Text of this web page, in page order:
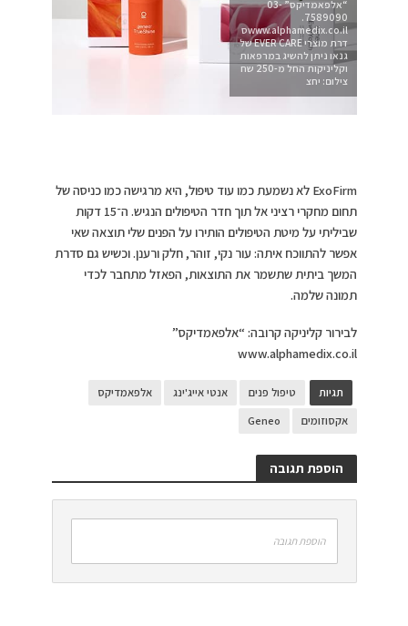
“אלפאמדיקס” 03-
7589090.
www.alphamedix.co.ilס
דרת מוצרי EVER CARE של
גנאו ניתן להשיג במרפאות
וקליניקות החל מ-250 שח
צילום: יחצ
ExoFirm לא נשמעת כמו עוד טיפול, היא מרגישה כמו כניסה של
תחום מחקרי רציני אל תוך חדר הטיפולים הנגיש. ה־15 דקות
שביליתי על מיטת הטיפולים הותירו על הפנים שלי תוצאה שאי
אפשר להתווכח איתה: עור נקי, זוהר, חלק ורענן. וכשיש גם סדרת
המשך ביתית שתשמר את התוצאות, הפאזל מתחבר לכדי
תמונה שלמה.
לבירור קליניקה קרובה: “אלפאמדיקס”
www.alphamedix.co.il
תגיות טיפול פנים אנטי אייג'ינג
אלפאמדיקס
אקסוזומים
Geneo
הוספת תגובה
הוספת תגובה